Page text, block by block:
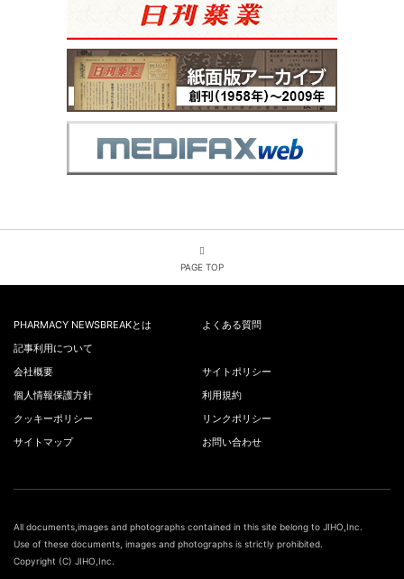
PAGE TOP
PHARMACY NEWSBREAKとは
よくある質問
記事利用について
会社概要
サイトポリシー
個人情報保護方針
利用規約
クッキーポリシー
リンクポリシー
サイトマップ
お問い合わせ
All documents,images and photographs contained in this site belong to JIHO,Inc.
Use of these documents, images and photographs is strictly prohibited.
Copyright (C) JIHO,Inc.